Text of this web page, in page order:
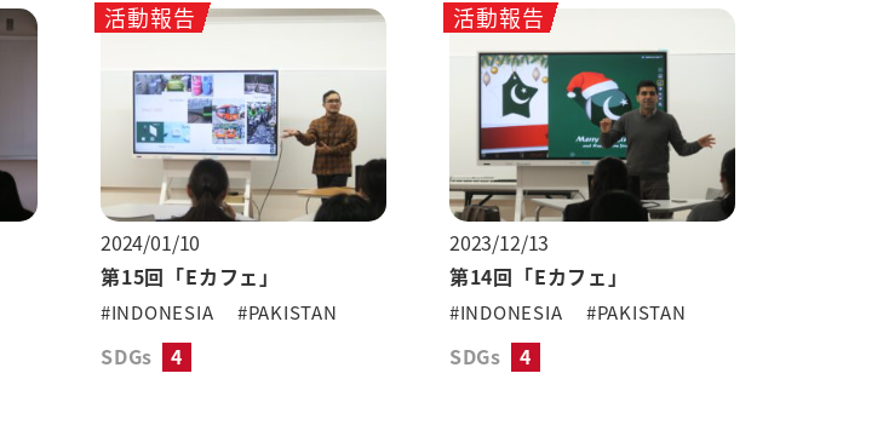
活動報告
2024/01/10
第15回「Eカフェ」
#INDONESIA #PAKISTAN
SDGs 4
活動報告
2023/12/13
第14回「Eカフェ」
#INDONESIA #PAKISTAN
SDGs 4